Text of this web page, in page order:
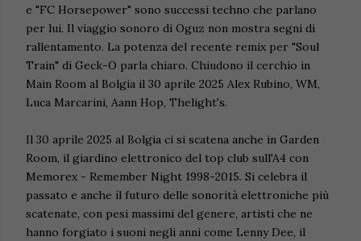
e "FC Horsepower" sono successi techno che parlano
per lui. Il viaggio sonoro di Oguz non mostra segni di
rallentamento. La potenza del recente remix per "Soul
Train" di Geck-O parla chiaro. Chiudono il cerchio in
Main Room al Bolgia il 30 aprile 2025 Alex Rubino, WM,
Luca Marcarini, Aann Hop, Thelight's.
Il 30 aprile 2025 al Bolgia ci si scatena anche in Garden
Room, il giardino elettronico del top club sull'A4 con
Memorex - Remember Night 1998-2015. Si celebra il
passato e anche il futuro delle sonorità elettroniche più
scatenate, con pesi massimi del genere, artisti che ne
hanno forgiato i suoni negli anni come Lenny Dee, il